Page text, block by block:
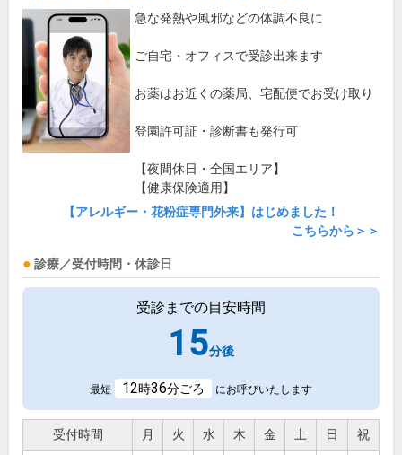
急な発熱や風邪などの体調不良に
ご自宅・オフィスで受診出来ます
お薬はお近くの薬局、宅配便でお受け取り
登園許可証・診断書も発行可
【夜間休日・全国エリア】
【健康保険適用】
【アレルギー・花粉症専門外来】はじめました！
こちらから＞＞
診療／受付時間・休診日
受診までの目安時間
15分後
最短 12時36分ごろ にお呼びいたします
受付時間 月 火 水 木 金 土 日 祝